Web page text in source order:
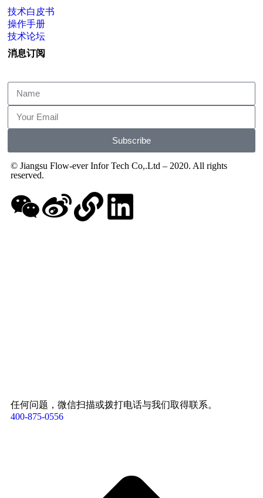
技术白皮书
操作手册
技术论坛
消息订阅
Subscribe
© Jiangsu Flow-ever Infor Tech Co,.Ltd – 2020. All rights
reserved.
任何问题，微信扫描或拨打电话与我们取得联系。
400-875-0556​